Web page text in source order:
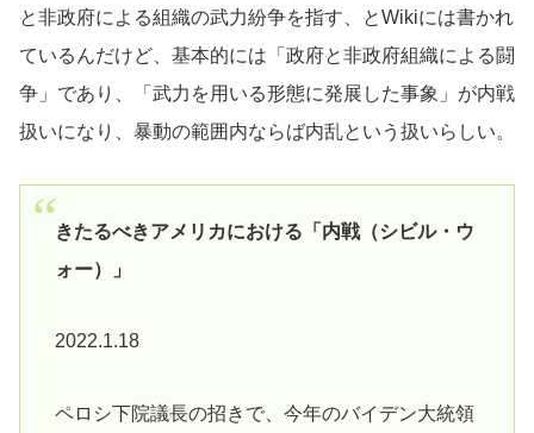
と非政府による組織の武力紛争を指す、とWikiには書かれ
ているんだけど、基本的には「政府と非政府組織による闘
争」であり、「武力を用いる形態に発展した事象」が内戦
扱いになり、暴動の範囲内ならば内乱という扱いらしい。
きたるべきアメリカにおける「内戦（シビル・ウ
ォー）」
2022.1.18
ペロシ下院議長の招きで、今年のバイデン大統領